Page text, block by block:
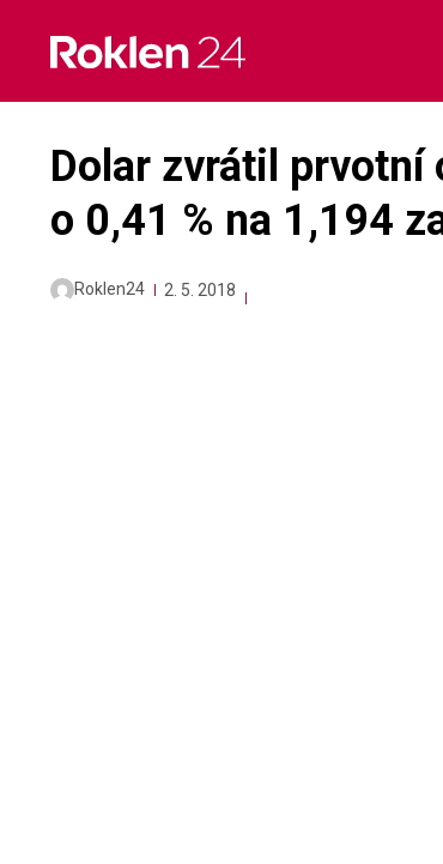
content
Dolar zvrátil prvotní
o 0,41 % na 1,194
Roklen24 2. 5. 2018